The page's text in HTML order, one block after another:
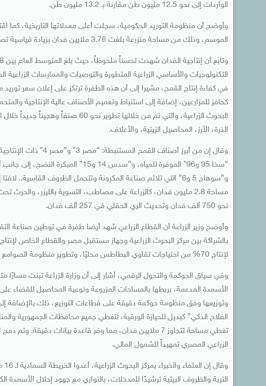
الواردات إلى نحو 12.5 مليون طن مقارنة بـ 13.2 مليون طن.
الموسم، وذلك من مساحة منزرعة بلغت 3.76 ملايين فدان بزيادة قياسية تصل إلى 600 ألف فدان مقارنة بالموسم السابق.
كحافز للمزارعين، إضافة إلى استنباط وتعميم الأصناف عالية الإنتاجية
البحوث الزراعية، والتي تم من خلالها
الذرة، الأرز، المحاصيل الزيتية، والأعلاف.
و”سوهاج 5 و6” التي تلائم صناعة المكرونة وتتحمل الظروف
نحو 750 ألف فدان وتحديث الري الحقلي في 257 ألف فدان.
وأوضح وزير الزراعة أن القطاع الزراعي شهد أيضا طفرة في توطين صناعة
بالشراكة بين مركز البحوث الزراعية وجهاز مستقبل مصر والقطاع الخاص
لإنتاج 70% من احتياجات تقاوي البطاطس محليًا، وتطوير منظومة الصوامع الحديثة التي قضت على الفاقد ورفعت كفاءة التخزين.
وفي سياق الحوكمة والتحول الرقمي، أشار إلى أن وزارة الزراعة تبنت
الأسمدة المدعمة، بربطها بالمساحات المزروعة ونوعية المحاصيل للقضاء
وتوزيعها وفق منظومة حوكمة دقيقة على قطاعات التوزيع، ذلك بالإضافة إلى
تغطي مساحة تتجاوز 7 ملايين فدان، مما وفر قاعدة بيانات
الزراعي المصري تمهيداً للشمول المالي.